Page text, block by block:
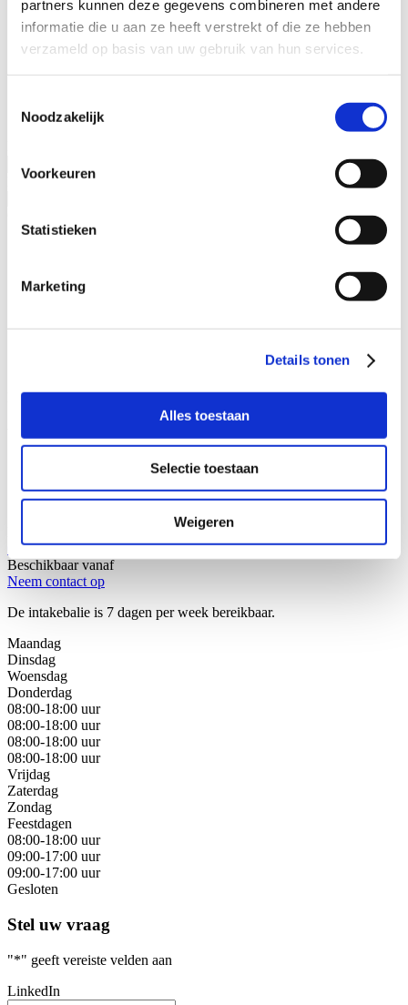
partners kunnen deze gegevens combineren met andere
informatie die u aan ze heeft verstrekt of die ze hebben
verzameld op basis van uw gebruik van hun services.
Noodzakelijk
Voorkeuren
Statistieken
Marketing
Details tonen
Alles toestaan
Selectie toestaan
Weigeren
Specialisaties
Advocaat alimentatie
Alimentatie incasseren
Echtscheiding
Partneralimentatie
Ervaringsjaren
Specialisatieverenigingen
ADR.MED®
Filters:
Wij helpen u graag!
Stap 1: Bel of mail onze juristen van de intakebalie
Stap 3: Kies de beste oplossing voor uw situatie
088 - 629 00 40
Beschikbaar vanaf
Neem contact op
De intakebalie is 7 dagen per week bereikbaar.
Maandag
Dinsdag
Woensdag
Donderdag
08:00-18:00 uur
08:00-18:00 uur
08:00-18:00 uur
08:00-18:00 uur
Vrijdag
Zaterdag
Zondag
Feestdagen
08:00-18:00 uur
09:00-17:00 uur
09:00-17:00 uur
Gesloten
Stel uw vraag
"*" geeft vereiste velden aan
LinkedIn